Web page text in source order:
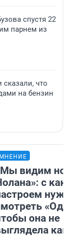
спустя 22
парнем из
что
на бензин
МНЕНИЕ
видим
с
она не
как